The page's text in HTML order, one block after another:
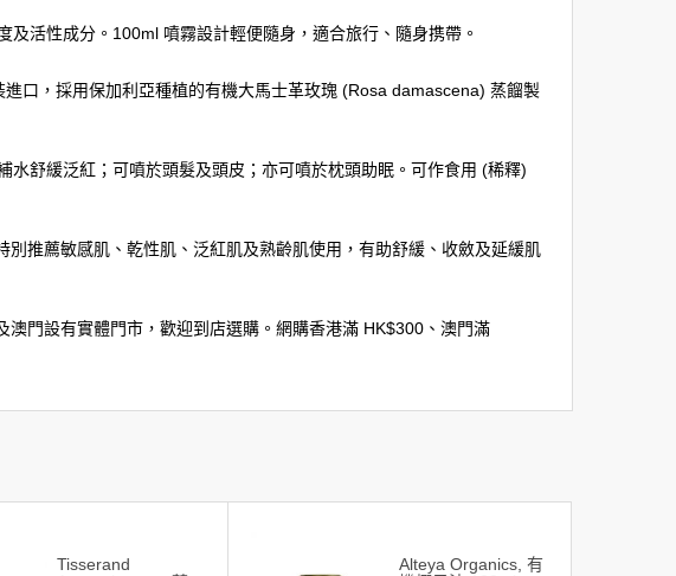
活性成分。100ml 噴霧設計輕便隨身，適合旅行、隨身携帶。
口，採用保加利亞種植的有機大馬士革玫瑰 (Rosa damascena) 蒸餾製
舒緩泛紅；可噴於頭髮及頭皮；亦可噴於枕頭助眠。可作食用 (稀釋)
推薦敏感肌、乾性肌、泛紅肌及熟齡肌使用，有助舒緩、收斂及延緩肌
門設有實體門市，歡迎到店選購。網購香港滿 HK$300、澳門滿
Tisserand
Alteya Organics, 有